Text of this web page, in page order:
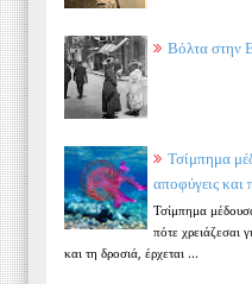
Βόλτα στην
Τσίμπημα
αποφύγεις και
Τσίμπημα
πότε χρειάζεσαι
και τη δροσιά, έρχεται ...